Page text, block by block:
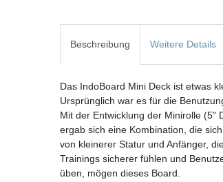
Beschreibung Weitere Details
Das IndoBoard Mini Deck ist etwas
Ursprünglich war es für die
Mit der Entwicklung der Minirolle (5"
ergab sich eine Kombination, die
von kleinerer Statur und Anfänger,
Trainings sicherer fühlen und
üben, mögen dieses Board.